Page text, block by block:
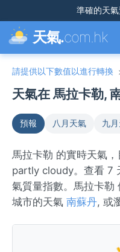
準確的天
天氣.com.hk
請提供以下數值以進行轉換
天氣在 馬拉卡勒,
預報 八月天氣 九
馬拉卡勒 的實時天氣
partly cloudy。查看 7
氣質量指數。馬拉卡勒
城市的天氣 南蘇丹, 或